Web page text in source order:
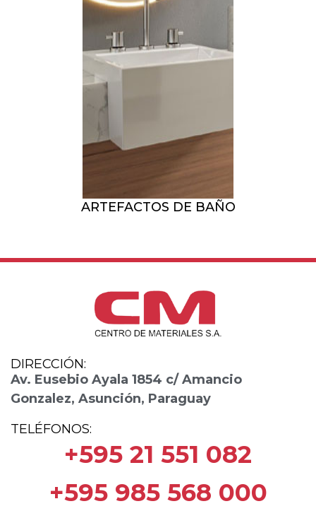
ARTEFACTOS DE BAÑO
DIRECCIÓN:
Av. Eusebio Ayala 1854 c/ Amancio
Gonzalez, Asunción, Paraguay
TELÉFONOS:
+595 21 551 082
+595 985 568 000